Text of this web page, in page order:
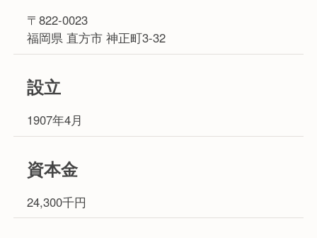
〒822-0023
福岡県 直方市 神正町3-32
設立
1907年4月
資本金
24,300千円